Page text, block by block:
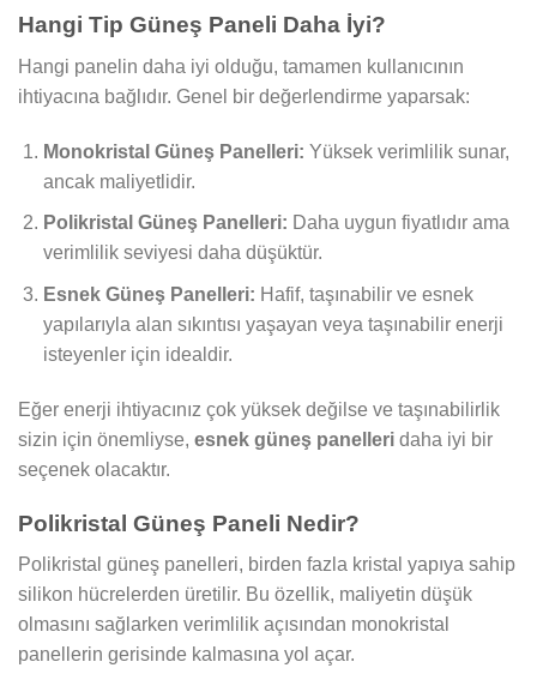
Hangi Tip Güneş Paneli Daha İyi?
Hangi panelin daha iyi olduğu, tamamen kullanıcının
ihtiyacına bağlıdır. Genel bir değerlendirme yaparsak:
Monokristal Güneş Panelleri: Yüksek verimlilik sunar,
ancak maliyetlidir.
Polikristal Güneş Panelleri: Daha uygun fiyatlıdır ama
verimlilik seviyesi daha düşüktür.
Esnek Güneş Panelleri: Hafif, taşınabilir ve esnek
yapılarıyla alan sıkıntısı yaşayan veya taşınabilir enerji
isteyenler için idealdir.
Eğer enerji ihtiyacınız çok yüksek değilse ve taşınabilirlik
sizin için önemliyse, esnek güneş panelleri daha iyi bir
seçenek olacaktır.
Polikristal Güneş Paneli Nedir?
Polikristal güneş panelleri, birden fazla kristal yapıya sahip
silikon hücrelerden üretilir. Bu özellik, maliyetin düşük
olmasını sağlarken verimlilik açısından monokristal
panellerin gerisinde kalmasına yol açar.